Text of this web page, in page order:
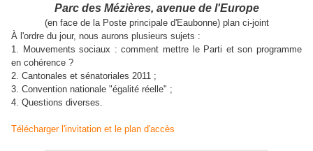
Parc des Mézières, avenue de l'Europe
(en face de la Poste principale d'Eaubonne) plan ci-joint
À l'ordre du jour, nous aurons plusieurs sujets :
1. Mouvements sociaux : comment mettre le Parti et son programme
en cohérence ?
2. Cantonales et sénatoriales 2011 ;
3. Convention nationale "égalité réelle" ;
4. Questions diverses.
Télécharger l'invitation et le plan d'accès